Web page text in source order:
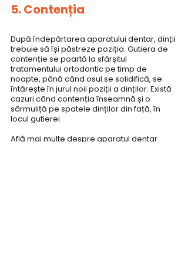
5. Contenția
După îndepărtarea aparatului dentar, dinții
trebuie să își păstreze poziția. Gutiera de
contenție se poartă la sfârșitul
tratamentului ortodontic pe timp de
noapte, până când osul se solidifică, se
întărește în jurul noii poziții a dinților. Există
cazuri când contenția înseamnă și o
sârmuliță pe spatele dinților din față, în
locul gutierei.
Află mai multe despre aparatul dentar